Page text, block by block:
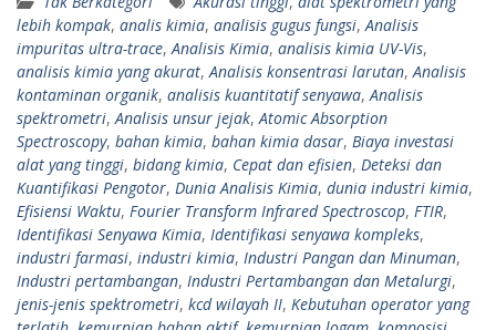
lebih kompak, analis kimia, analisis gugus fungsi, Analisis
impuritas ultra-trace, Analisis Kimia, analisis kimia UV-Vis,
analisis kimia yang akurat, Analisis konsentrasi larutan, Analisis
kontaminan organik, analisis kuantitatif senyawa, Analisis
spektrometri, Analisis unsur jejak, Atomic Absorption
Spectroscopy, bahan kimia, bahan kimia dasar, Biaya investasi
alat yang tinggi, bidang kimia, Cepat dan efisien, Deteksi dan
Kuantifikasi Pengotor, Dunia Analisis Kimia, dunia industri kimia,
Efisiensi Waktu, Fourier Transform Infrared Spectroscop, FTIR,
Identifikasi Senyawa Kimia, Identifikasi senyawa kompleks,
industri farmasi, industri kimia, Industri Pangan dan Minuman,
Industri pertambangan, Industri Pertambangan dan Metalurgi,
jenis-jenis spektrometri, kcd wilayah II, Kebutuhan operator yang